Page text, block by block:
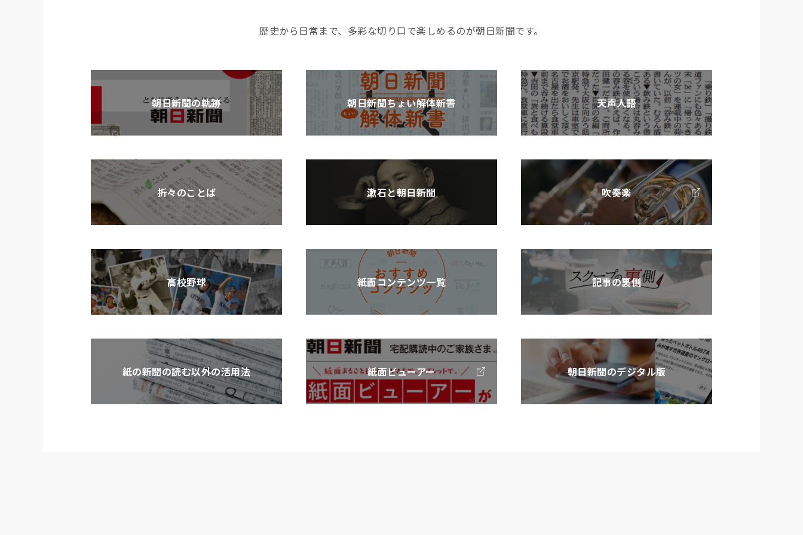
歴史から日常まで、多彩な切り口で楽しめるのが朝日新聞です。
朝日新聞の軌跡 朝日新聞ちょい解体新書 天声人語
折々のことば 漱石と朝日新聞 吹奏楽
高校野球 紙面コンテンツ一覧 記事の裏側
紙の新聞の読む以外の活用法 紙面ビューアー 朝日新聞のデジタル版